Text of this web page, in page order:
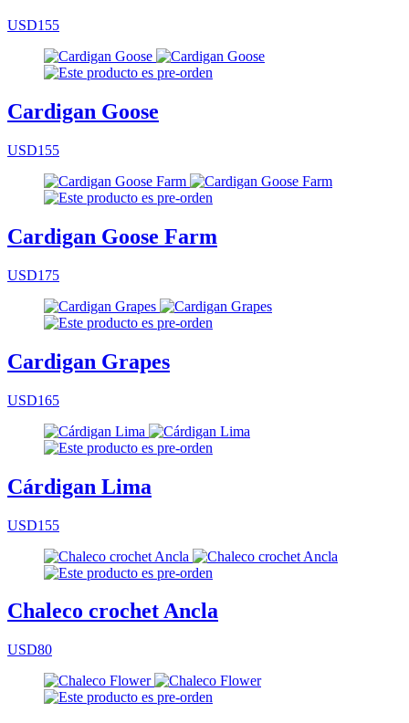
USD155
Cardigan Goose
USD155
Cardigan Goose Farm
USD175
Cardigan Grapes
USD165
Cárdigan Lima
USD155
Chaleco crochet Ancla
USD80